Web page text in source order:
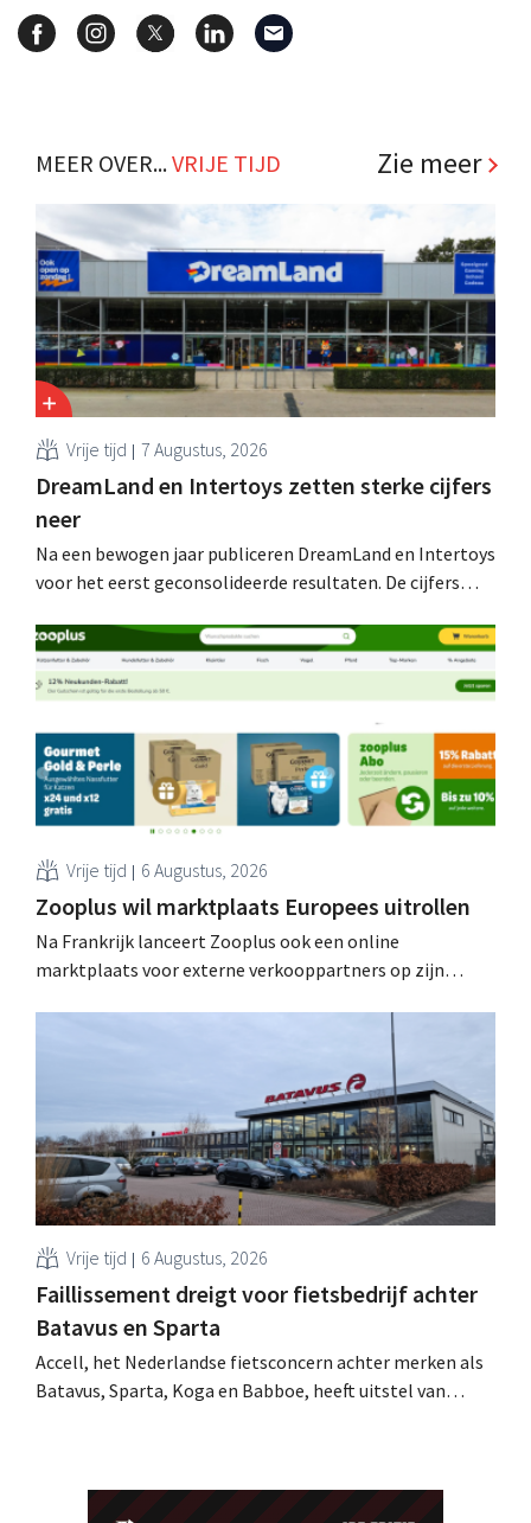
MEER OVER...VRIJE TIJD Zie meer
Vrije tijd 7 Augustus, 2026
DreamLand en Intertoys zetten sterke cijfers
neer
Na een bewogen jaar publiceren DreamLand en Intertoys
voor het eerst geconsolideerde resultaten. De cijfers
spreekt van een “historisch sterk resultaat”.
Vrije tijd 6 Augustus, 2026
Zooplus wil marktplaats Europees uitrollen
Na Frankrijk lanceert Zooplus ook een online
marktplaats voor externe verkooppartners op zijn
voor huisdierbenodigdheden dat model stapsgewijs
Vrije tijd 6 Augustus, 2026
Faillissement dreigt voor fietsbedrijf achter
Batavus en Sparta
Accell, het Nederlandse fietsconcern achter merken als
Batavus, Sparta, Koga en Babboe, heeft uitstel van